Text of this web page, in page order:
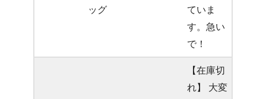
ッグ
ていま
す。急い
で！
【在庫切
れ】 大変